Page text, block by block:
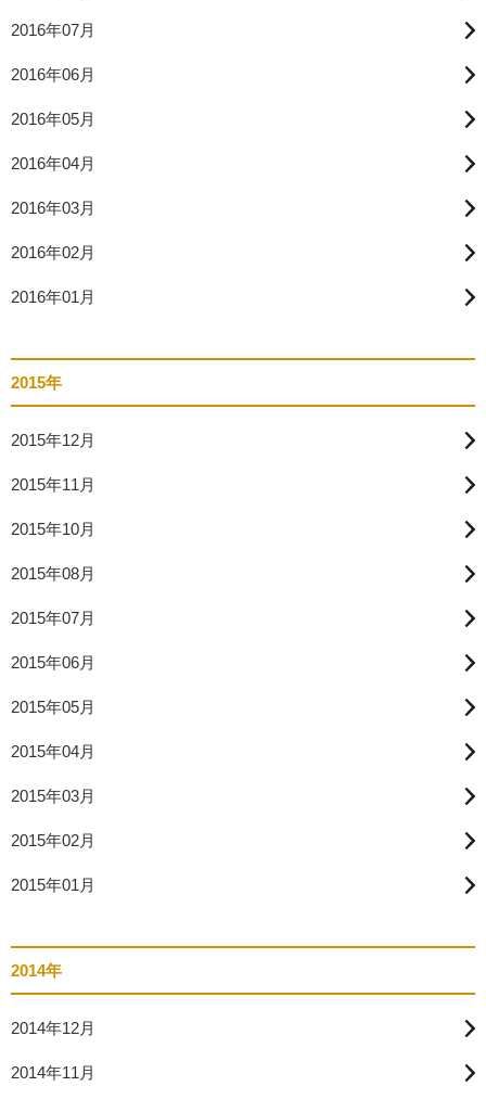
2016年07月
2016年06月
2016年05月
2016年04月
2016年03月
2016年02月
2016年01月
2015年
2015年12月
2015年11月
2015年10月
2015年08月
2015年07月
2015年06月
2015年05月
2015年04月
2015年03月
2015年02月
2015年01月
2014年
2014年12月
2014年11月